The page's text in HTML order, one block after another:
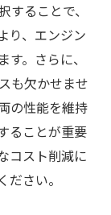
ることで、
り、エンジン
。さらに、
も欠かせませ
の性能を維持
ることが重要
コスト削減に
さい。